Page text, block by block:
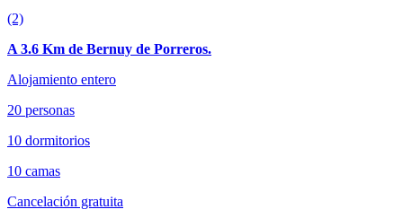
(2)
A 3.6 Km de Bernuy de Porreros.
Alojamiento entero
20 personas
10 dormitorios
10 camas
Cancelación gratuita